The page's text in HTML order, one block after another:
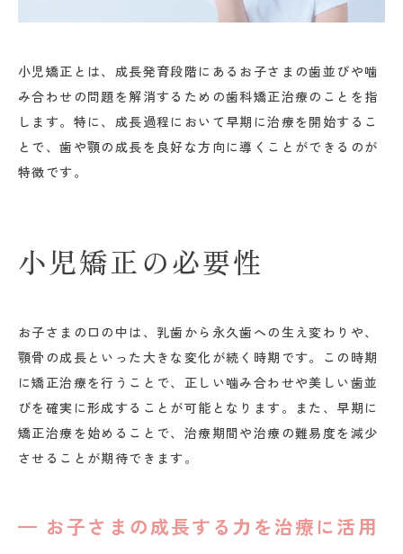
小児矯正とは、成長発育段階にあるお子さまの歯並びや噛
み合わせの問題を解消するための歯科矯正治療のことを指
します。特に、成長過程において早期に治療を開始するこ
とで、歯や顎の成長を良好な方向に導くことができるのが
特徴です。
小児矯正の必要性
お子さまの口の中は、乳歯から永久歯への生え変わりや、
顎骨の成長といった大きな変化が続く時期です。この時期
に矯正治療を行うことで、正しい噛み合わせや美しい歯並
びを確実に形成することが可能となります。また、早期に
矯正治療を始めることで、治療期間や治療の難易度を減少
させることが期待できます。
お子さまの成長する力を治療に活用